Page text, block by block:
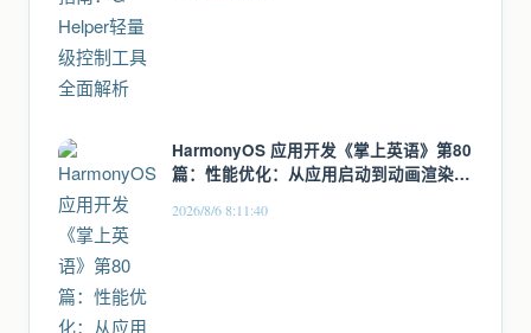
HarmonyOS 应用开发《掌上英语》第80
篇：性能优化：从应用启动到动画渲染的
2026/8/6 8:11:40